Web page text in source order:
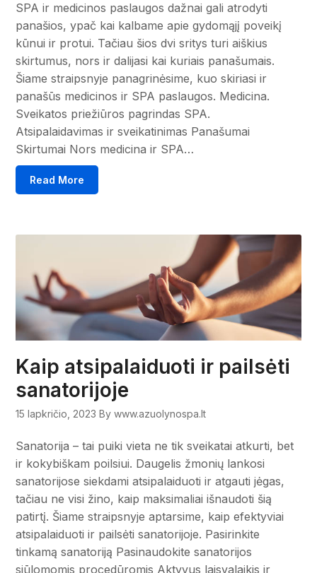
SPA ir medicinos paslaugos dažnai gali atrodyti
panašios, ypač kai kalbame apie gydomąjį poveikį
kūnui ir protui. Tačiau šios dvi sritys turi aiškius
skirtumus, nors ir dalijasi kai kuriais panašumais.
Šiame straipsnyje panagrinėsime, kuo skiriasi ir
panašūs medicinos ir SPA paslaugos. Medicina.
Sveikatos priežiūros pagrindas SPA.
Atsipalaidavimas ir sveikatinimas Panašumai
Skirtumai Nors medicina ir SPA…
Read More
Kaip atsipalaiduoti ir pailsėti
sanatorijoje
15 lapkričio, 2023 By www.azuolynospa.lt
Sanatorija – tai puiki vieta ne tik sveikatai atkurti, bet
ir kokybiškam poilsiui. Daugelis žmonių lankosi
sanatorijose siekdami atsipalaiduoti ir atgauti jėgas,
tačiau ne visi žino, kaip maksimaliai išnaudoti šią
patirtį. Šiame straipsnyje aptarsime, kaip efektyviai
atsipalaiduoti ir pailsėti sanatorijoje. Pasirinkite
tinkamą sanatoriją Pasinaudokite sanatorijos
siūlomomis procedūromis Aktyvus laisvalaikis ir